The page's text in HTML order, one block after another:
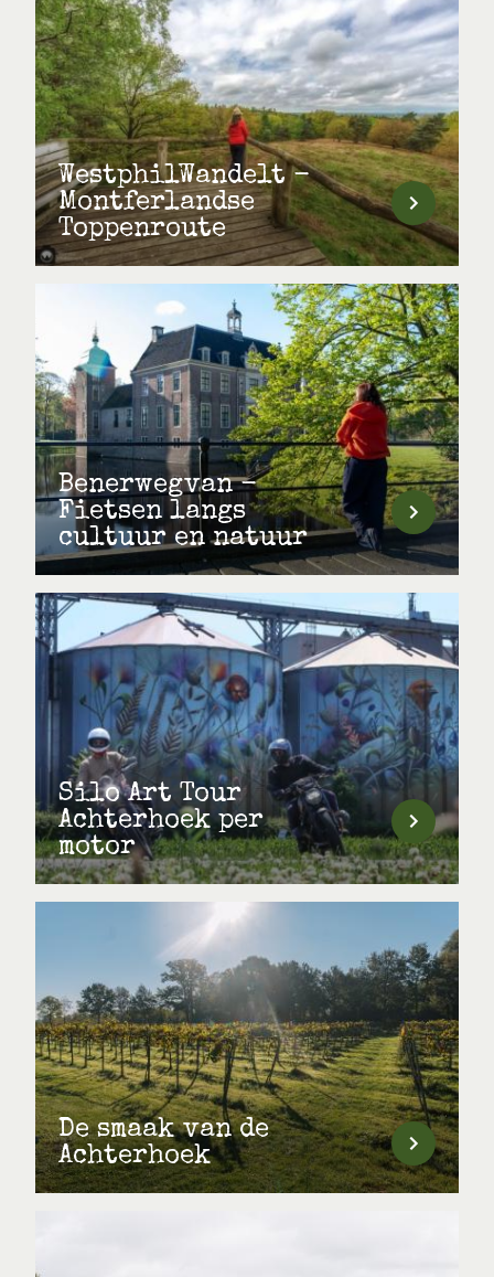
WestphilWandelt -
Montferlandse
Toppenroute
Benerwegvan -
Fietsen langs
cultuur en natuur
Silo Art Tour
Achterhoek per
motor
De smaak van de
Achterhoek